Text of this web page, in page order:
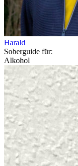
Harald
Soberguide für:
Alkohol